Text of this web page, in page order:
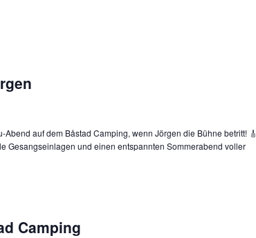
auf dem Båstad Camping, wenn Jörgen die Bühne betritt! 🎸
Gesangseinlagen und einen entspannten Sommerabend voller
Camping